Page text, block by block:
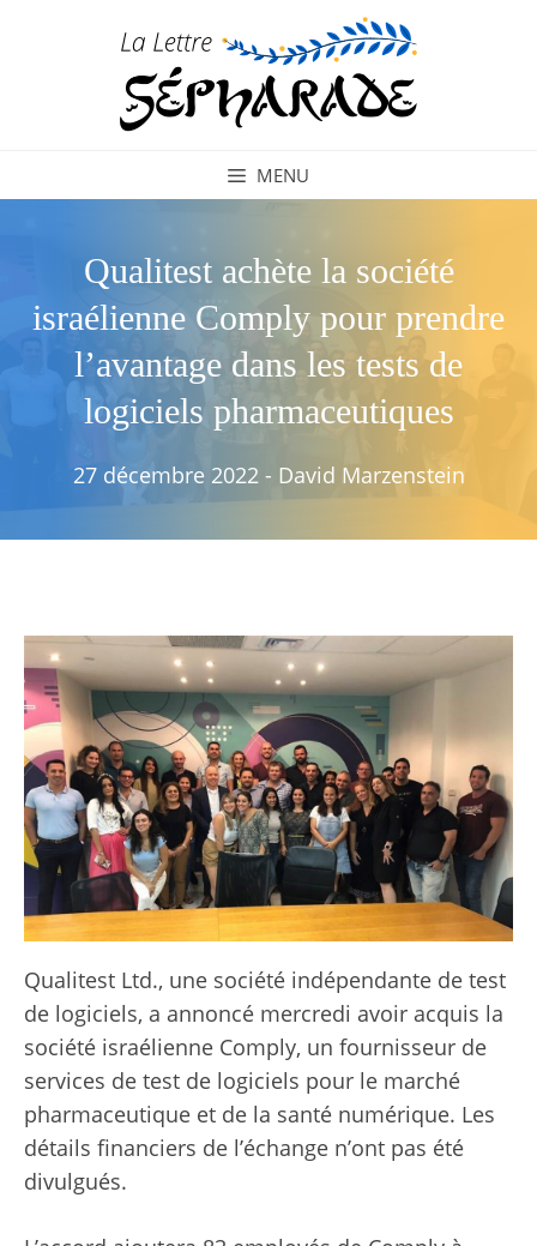
MENU
Qualitest achète la société
israélienne Comply pour prendre
l’avantage dans les tests de
logiciels pharmaceutiques
27 décembre 2022 - David Marzenstein
Qualitest Ltd., une société indépendante de test
de logiciels, a annoncé mercredi avoir acquis la
société israélienne Comply, un fournisseur de
services de test de logiciels pour le marché
pharmaceutique et de la santé numérique. Les
détails financiers de l’échange n’ont pas été
divulgués.